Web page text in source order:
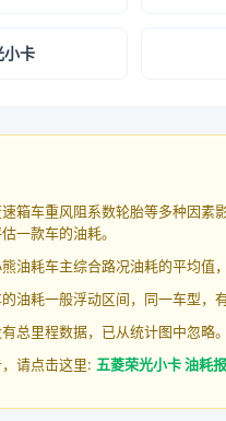
小卡
箱车重风阻系数轮胎等多种因
一款车的油耗。
油耗车主综合路况油耗的平均值
油耗一般浮动区间，同一车型，
总里程数据，已从统计图中忽略。
请点击这里: 五菱荣光小卡 油耗